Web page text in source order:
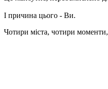
І причина цього - Ви.
Чотири міста, чотири моменти,